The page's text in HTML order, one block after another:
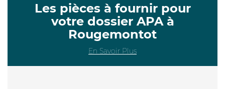
Les pièces à fournir pour
votre dossier APA à
Rougemontot
En Savoir Plus